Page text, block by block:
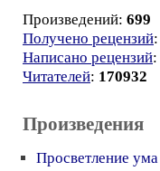
Произведений: 699
Получено рецензий:
Написано рецензий:
Читателей: 170932
Произведения
Просветление ума